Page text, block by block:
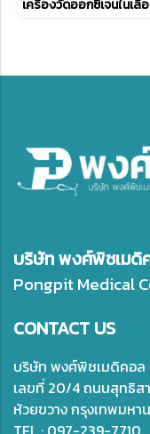
บริษัท พงศ์พิชเมดิ
Pongpit Medical
CONTACT US
บริษัท พงศ์พิชเมดิคอล
เลขที่ 20/4 ถนนสุทธิส
ห้วยขวาง กรุงเทพมหา